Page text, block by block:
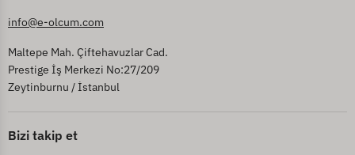
info@e-olcum.com
Maltepe Mah. Çiftehavuzlar Cad.
Prestige İş Merkezi No:27/209
Zeytinburnu / İstanbul
Bizi takip et